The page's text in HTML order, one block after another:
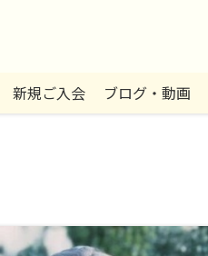
新規ご入会 ブログ・動画